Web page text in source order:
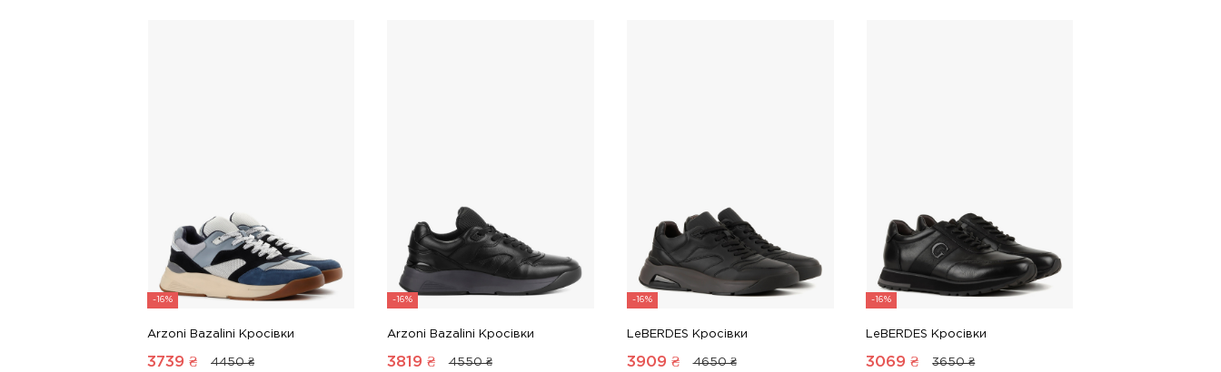
-16%
Arzoni Bazalini Кросівки
3739 ₴ 4450 ₴
-16%
Arzoni Bazalini Кросівки
3819 ₴ 4550 ₴
-16%
LeBERDES Кросівки
3909 ₴ 4650 ₴
-16%
LeBERDES Кросівки
3069 ₴ 3650 ₴